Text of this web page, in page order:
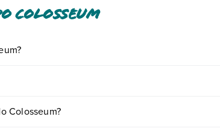
Colosseum
Colosseum?